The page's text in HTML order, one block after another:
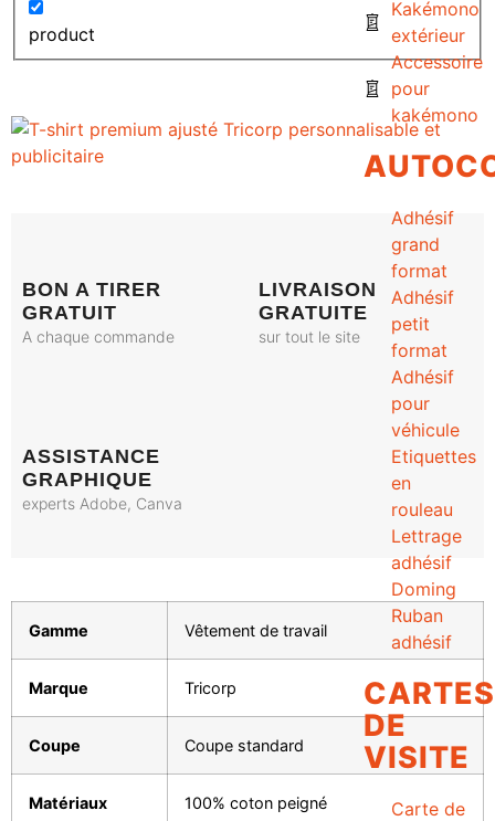
Kakémono
extérieur
Accessoire
pour
kakémono
Adhésif
grand
format
Adhésif
petit
format
Adhésif
pour
véhicule
Etiquettes
en
rouleau
Lettrage
adhésif
Doming
Ruban
adhésif
CARTES
DE
VISITE
Carte de
product
BON A TIRER
GRATUIT
A chaque commande
LIVRAISON
GRATUITE
sur tout le site
ASSISTANCE
GRAPHIQUE
experts Adobe, Canva
Gamme Vêtement de travail
Marque Tricorp
Coupe Coupe standard
Matériaux 100% coton peigné